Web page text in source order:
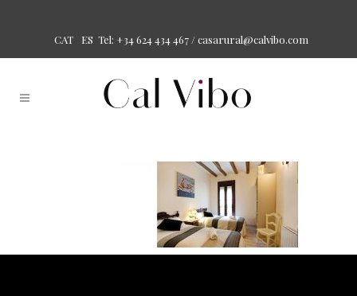
CAT ES Tel: +34 624 434 467 / casarural@calvibo.com